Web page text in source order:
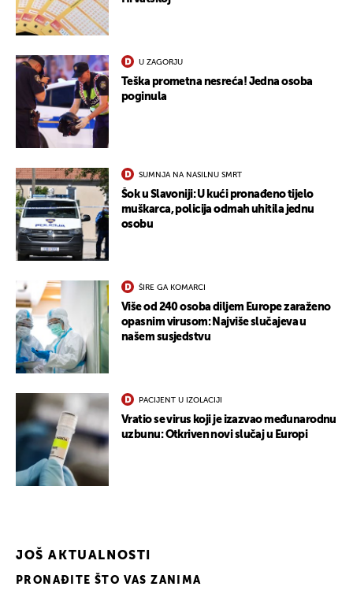
U ZAGORJU
Teška prometna nesreća! Jedna osoba
poginula
SUMNJA NA NASILNU SMRT
Šok u Slavoniji: U kući pronađeno tijelo
muškarca, policija odmah uhitila jednu
osobu
ŠIRE GA KOMARCI
Više od 240 osoba diljem Europe zaraženo
opasnim virusom: Najviše slučajeva u
našem susjedstvu
PACIJENT U IZOLACIJI
Vratio se virus koji je izazvao međunarodnu
uzbunu: Otkriven novi slučaj u Europi
JOŠ AKTUALNOSTI
PRONAĐITE ŠTO VAS ZANIMA
UKLJUČITE NOTIFIKACIJE